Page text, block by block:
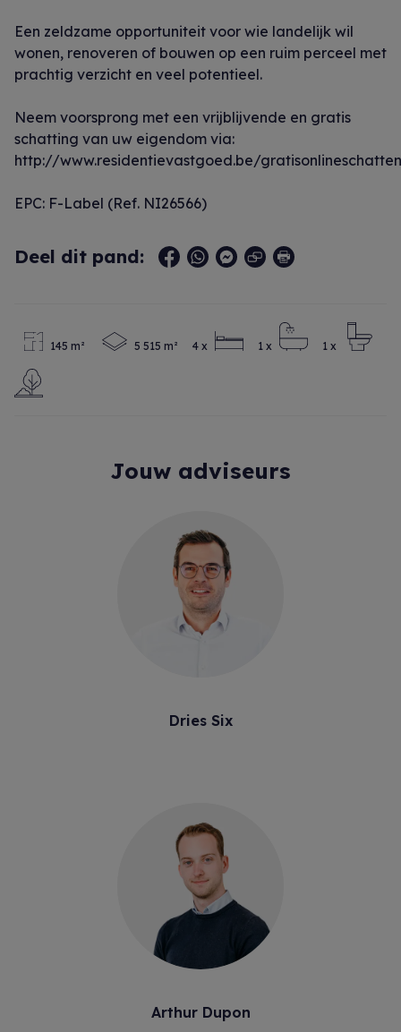
Een zeldzame opportuniteit voor wie landelijk wil
wonen, renoveren of bouwen op een ruim perceel met
prachtig verzicht en veel potentieel.
Neem voorsprong met een vrijblijvende en gratis
schatting van uw eigendom via:
http://www.residentievastgoed.be/gratisonlineschatten
EPC: F-Label (Ref. NI26566)
Deel dit pand:
145 m² 5 515 m² 4 x 1 x 1 x
Jouw adviseurs
Dries Six
Arthur Dupon